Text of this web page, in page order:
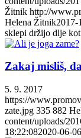
Žitnik http://
Helena Žitnik2017-
sklepi držijo dlje kot
Zakaj misliš,
5. 9. 2017
https://
zate.jpg 335 882
content/uploads/
18:22:082020-06-